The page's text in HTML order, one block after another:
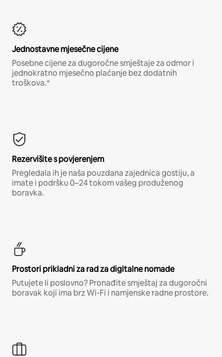
Jednostavne mjesečne cijene
Posebne cijene za dugoročne smještaje za odmor i
jednokratno mjesečno plaćanje bez dodatnih
troškova.*
Rezervišite s povjerenjem
Pregledala ih je naša pouzdana zajednica gostiju, a
imate i podršku 0–24 tokom vašeg produženog
boravka.
Prostori prikladni za rad za digitalne nomade
Putujete li poslovno? Pronađite smještaj za dugoročni
boravak koji ima brz Wi-Fi i namjenske radne prostore.